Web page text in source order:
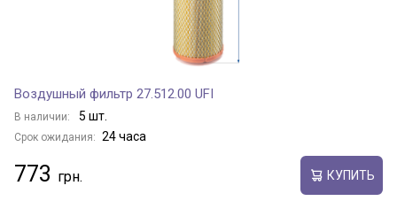
Воздушный фильтр 27.512.00 UFI
В наличии: 5 шт.
Срок ожидания: 24 часа
773 КУПИТЬ